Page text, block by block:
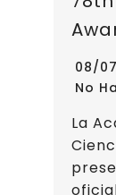
08/
No
La